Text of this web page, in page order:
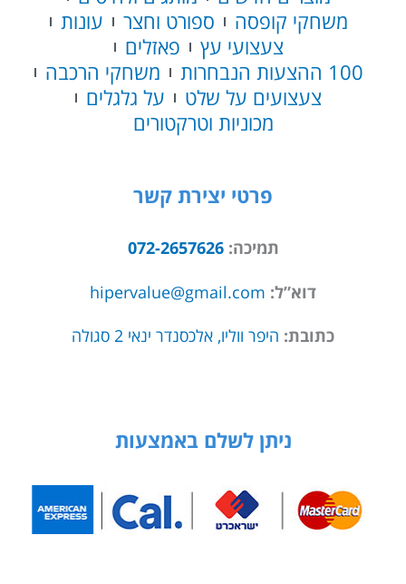
משחקי קופסה
ספורט וחצר
עונות
צעצועי עץ
פאזלים
100 ההצעות הנבחרות
משחקי הרכבה
צעצועים על שלט
על גלגלים
מכוניות וטרקטורים
פרטי יצירת קשר
תמיכה:072-2657626
דוא”ל: hipervalue@gmail.com
כתובת: היפר ווליו, אלכסנדר ינאי 2 סגולה
ניתן לשלם באמצעות